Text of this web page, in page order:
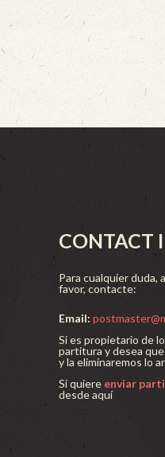
CONTACT
Para cualquier duda,
favor, contacte:
Email:
Si es propietario de
partitura y desea que
y la eliminaremos lo
Si quiere enviar
desde aquí